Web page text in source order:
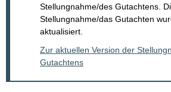
Stellungnahme/des Gutachtens.
Stellungnahme/das Gutachten
aktualisiert.
Zur aktuellen Version der
Gutachtens